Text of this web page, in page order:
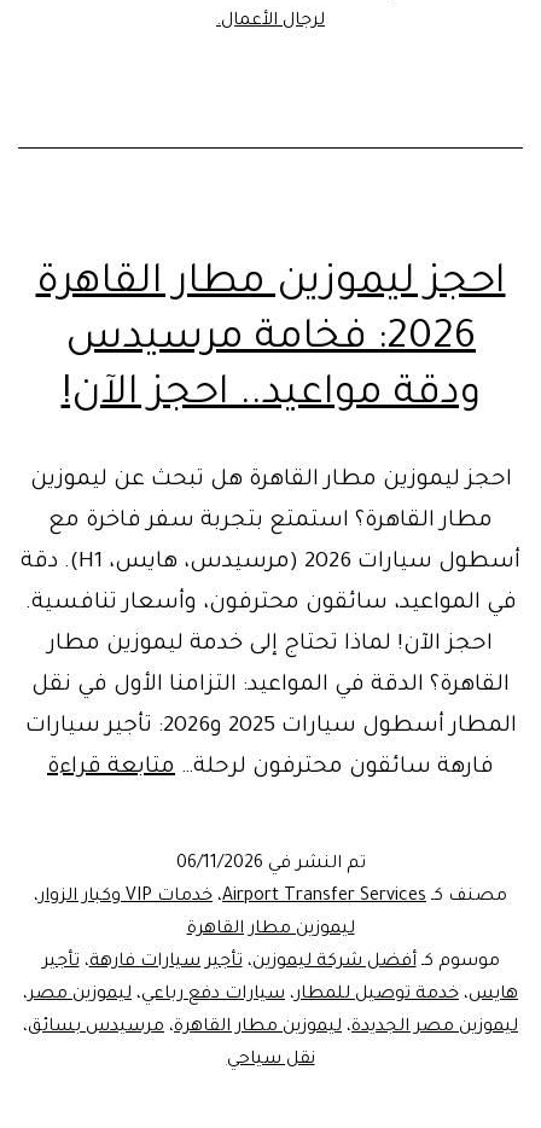
لرجال الأعمال.
احجز ليموزين مطار القاهرة
2026: فخامة مرسيدس
ودقة مواعيد.. احجز الآن!
احجز ليموزين مطار القاهرة هل تبحث عن ليموزين
مطار القاهرة؟ استمتع بتجربة سفر فاخرة مع
أسطول سيارات 2026 (مرسيدس، هايس، H1). دقة
في المواعيد، سائقون محترفون، وأسعار تنافسية.
احجز الآن! لماذا تحتاج إلى خدمة ليموزين مطار
القاهرة؟ الدقة في المواعيد: التزامنا الأول في نقل
المطار أسطول سيارات 2025 و2026: تأجير سيارات
فارهة سائقون محترفون لرحلة… متابعة قراءةاحجز
تم النشر في 06/11/2026
مصنف كـ Airport Transfer Services، خدمات VIP وكبار الزوار
،
ليموزين مطار القاهرة
موسوم كـأفضل شركة ليموزين،تأجير سيارات فارهة،تأجير
هايس، خدمة توصيل للمطار، سيارات دفع رباعي، ليموزين مصر،
ليموزين مصر الجديدة، ليموزين مطار القاهرة، مرسيدس بسائق،
نقل سياحي